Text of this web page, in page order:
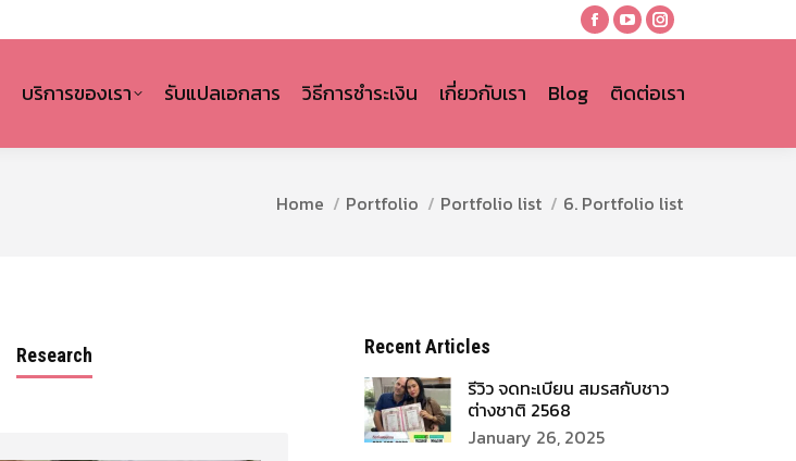
Facebook
opens
new
YouTube
opens
new
Instagram
opens
new
บริการของเรา รับแปลเอกสาร วิธีการชำระเงิน เกี่ยวกับเรา Blog ติดต่อเรา
You are here:
Home Portfolio Portfolio list 6. Portfolio list
Research Recent Articles
รีวิว จดทะเบียน สมรสกับชาว
ต่างชาติ 2568
January 26, 2025